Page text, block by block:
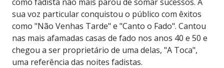
sua voz particular conquistou o público com êxitos
como "Não Venhas Tarde" e "Canto o Fado". Cantou
nas mais afamadas casas de fado nos anos 40 e 50 e
chegou a ser proprietário de uma delas, "A Toca",
uma referência das noites fadistas.